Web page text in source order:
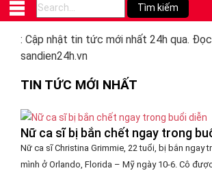
: Cập nhật tin tức mới nhất 24h qua.
sandien24h.vn
TIN TỨC MỚI NHẤT
Nữ ca sĩ bị bắn chết ngay trong
Nữ ca sĩ Christina Grimmie, 22 tuổi, bị bắn ngay
mình ở Orlando, Florida – Mỹ ngày 10-6. Cô